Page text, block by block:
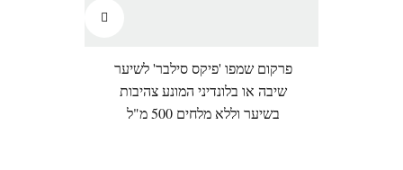
פרקום שמפו 'פיקס סילבר' לשיער
שיבה או בלונדיני המונע צהיבות
בשיער וללא מלחים 500 מ"ל